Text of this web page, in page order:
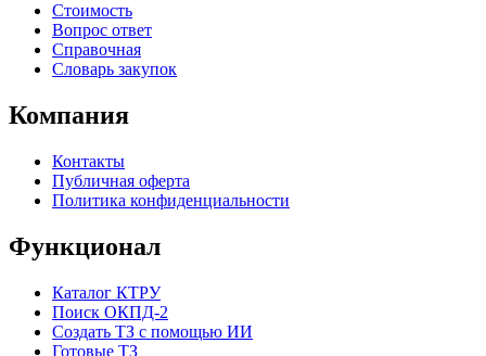
Стоимость
Вопрос ответ
Справочная
Словарь закупок
Компания
Контакты
Публичная оферта
Политика конфиденциальности
Функционал
Каталог КТРУ
Поиск ОКПД-2
Создать ТЗ с помощью ИИ
Готовые ТЗ